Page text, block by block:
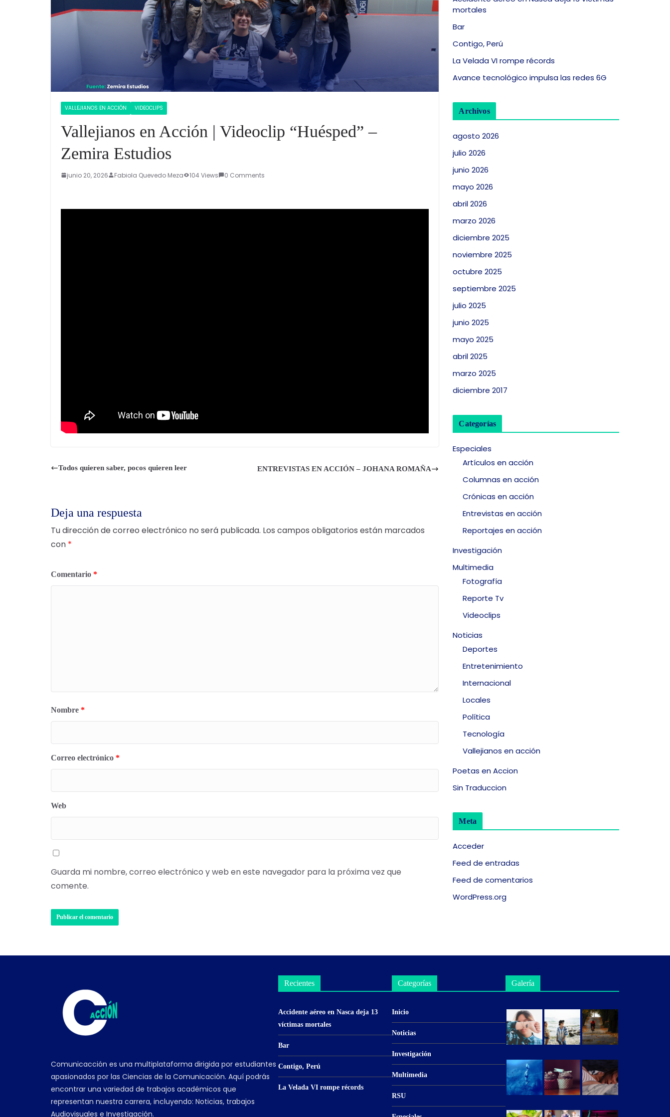
VALLEJIANOS EN ACCIÓN VIDEOCLIPS
Vallejianos en Acción | Videoclip “Huésped” –
Zemira Estudios
junio 20, 2026 Fabiola Quevedo Meza 104 Views 0 Comments
Todos quieren saber, pocos quieren leer ENTREVISTAS EN ACCIÓN – JOHANA ROMAÑA
Deja una respuesta
Tu dirección de correo electrónico no será publicada. Los campos obligatorios están marcados
con *
Comentario *
Nombre *
Correo electrónico *
Web
Guarda mi nombre, correo electrónico y web en este navegador para la próxima vez que
comente.
mortales
Bar
Contigo, Perú
La Velada VI rompe récords
Avance tecnológico impulsa las redes 6G
Archivos
agosto 2026
julio 2026
junio 2026
mayo 2026
abril 2026
marzo 2026
diciembre 2025
noviembre 2025
octubre 2025
septiembre 2025
julio 2025
junio 2025
mayo 2025
abril 2025
marzo 2025
diciembre 2017
Categorías
Especiales
Artículos en acción
Columnas en acción
Crónicas en acción
Entrevistas en acción
Reportajes en acción
Investigación
Multimedia
Fotografía
Reporte Tv
Videoclips
Noticias
Deportes
Entretenimiento
Internacional
Locales
Política
Tecnología
Vallejianos en acción
Poetas en Accion
Sin Traduccion
Meta
Acceder
Feed de entradas
Feed de comentarios
WordPress.org
Comunicacción es una multiplataforma dirigida por estudiantes
apasionados por las Ciencias de la Comunicación. Aquí podrás
encontrar una variedad de trabajos académicos que
representan nuestra carrera, incluyendo: Noticias, trabajos
Audiovisuales e Investigación.
Recientes
Accidente aéreo en Nasca deja 13
víctimas mortales
Bar
Contigo, Perú
La Velada VI rompe récords
Categorías
Inicio
Noticias
Investigación
Multimedia
RSU
Galería